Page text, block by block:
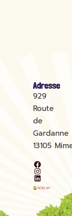
Adresse
929
Route
de
Gardanne
13105